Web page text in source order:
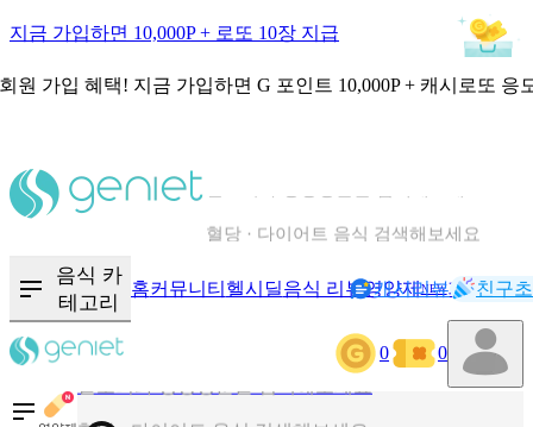
지금 가입하면 10,000P + 로또 10장 지급
원 가입 혜택! 지금 가입하면 G 포인트 10,000P + 캐시로또 응
음식 카
테고리
홈커뮤니티 헬시딜음식 리뷰영양제NEW기록
캐시리뷰 친구
0 0
칼로리와 영양성분을 검색해보세요